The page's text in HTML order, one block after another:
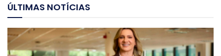
ÚLTIMAS NOTÍCIAS